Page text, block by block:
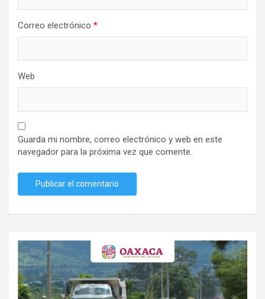
Correo electrónico *
Web
Guarda mi nombre, correo electrónico y web en este
navegador para la próxima vez que comente.